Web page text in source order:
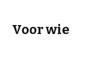
springen
Voor wie